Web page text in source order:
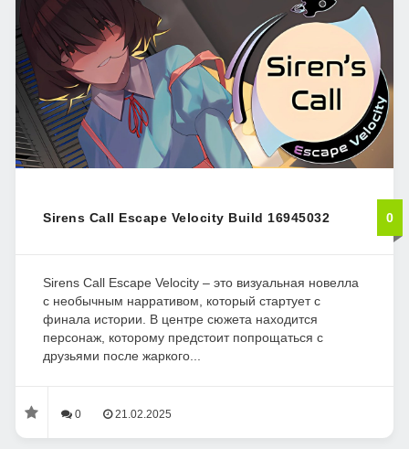
Sirens Call Escape Velocity Build 16945032 0
Sirens Call Escape Velocity – это визуальная новелла
с необычным нарративом, который стартует с
финала истории. В центре сюжета находится
персонаж, которому предстоит попрощаться с
друзьями после жаркого...
0 21.02.2025